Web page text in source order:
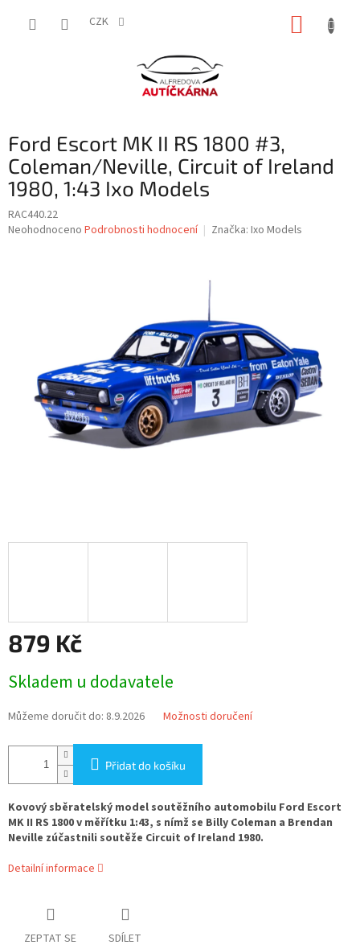
CZK
Ford Escort MK II RS 1800 #3,
Coleman/Neville, Circuit of Ireland
1980, 1:43 Ixo Models
RAC440.22
Průměrné
Neohodnoceno Podrobnosti hodnocení Značka: Ixo Models
879 Kč
cena:
Skladem u dodavatele
Můžeme doručit do: 8.9.2026 Možnosti doručení
Přidat do košíku
Kovový sběratelský model soutěžního automobilu Ford Escort
MK II RS 1800 v měřítku 1:43, s nímž se Billy Coleman a Brendan
Neville zúčastnili soutěže Circuit of Ireland 1980.
Detailní informace
ZEPTAT SE SDÍLET